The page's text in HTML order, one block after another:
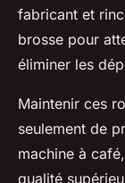
fabricant et
brosse pour
éliminer les
Maintenir ces
seulement de
machine à
qualité